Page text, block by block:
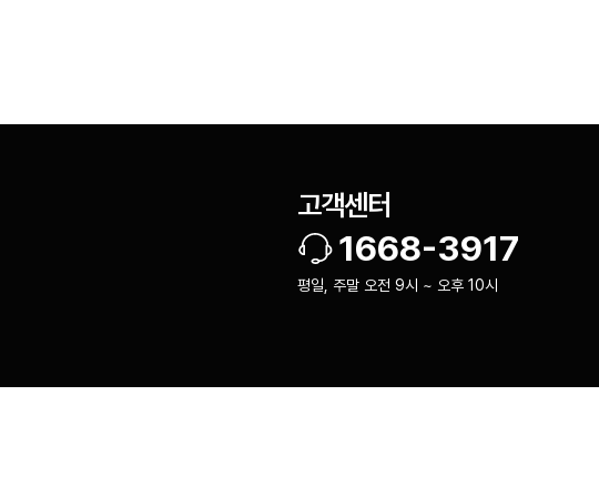
고객센터
1668-3917
평일, 주말 오전 9시 ~ 오후 10시